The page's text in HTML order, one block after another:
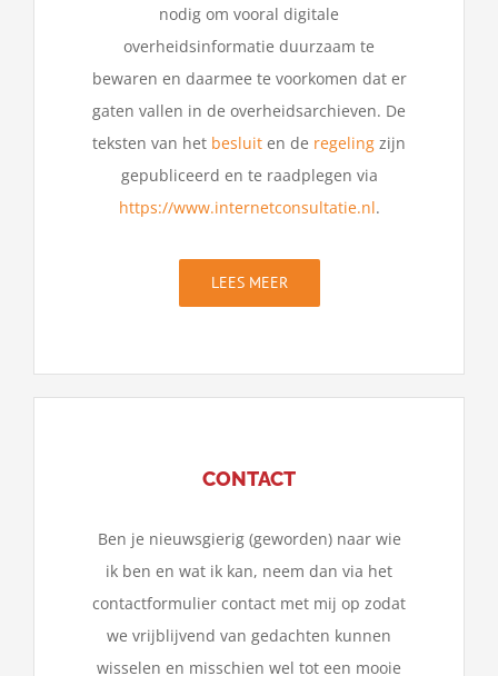
nodig om vooral digitale
overheidsinformatie duurzaam te
bewaren en daarmee te voorkomen dat er
gaten vallen in de overheidsarchieven. De
teksten van het besluit en de regeling zijn
gepubliceerd en te raadplegen via
https://www.internetconsultatie.nl.
LEES MEER
CONTACT
Ben je nieuwsgierig (geworden) naar wie
ik ben en wat ik kan, neem dan via het
contactformulier contact met mij op zodat
we vrijblijvend van gedachten kunnen
wisselen en misschien wel tot een mooie